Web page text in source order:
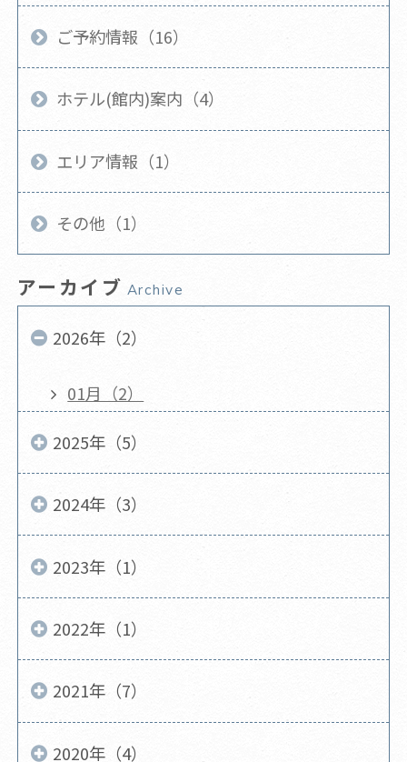
ご予約情報（16）
ホテル(館内)案内（4）
エリア情報（1）
その他（1）
アーカイブ Archive
2026年（2）
01月（2）
2025年（5）
2024年（3）
2023年（1）
2022年（1）
2021年（7）
2020年（4）